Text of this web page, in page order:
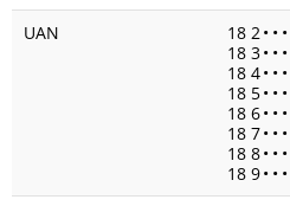
UAN
18 2• • •
18 3• • •
18 4• • •
18 5• • •
18 6• • •
18 7• • •
18 8• • •
18 9• • •